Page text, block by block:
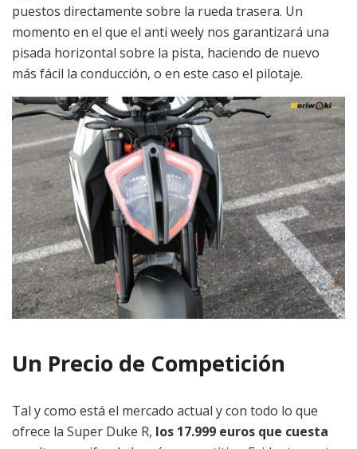
puestos directamente sobre la rueda trasera. Un
momento en el que el anti weely nos garantizará una
pisada horizontal sobre la pista, haciendo de nuevo
más fácil la conducción, o en este caso el pilotaje.
Un Precio de Competición
Tal y como está el mercado actual y con todo lo que
ofrece la Super Duke R, los 17.999 euros que cuesta